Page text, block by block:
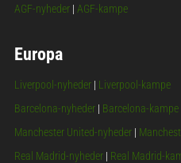
AGF-nyheder| AGF-kampe
Europa
Liverpool-nyheder| Liverpool-kampe
Barcelona-nyheder| Barcelona-kampe
Manchester United-nyheder|
Real Madrid-nyheder| Real Madrid-